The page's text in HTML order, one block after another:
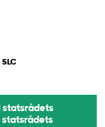
SLC
statsrådets
statsrådets